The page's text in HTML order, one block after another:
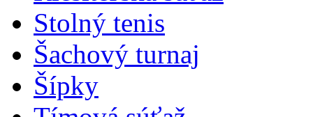
Stolný tenis
Šachový turnaj
Šípky